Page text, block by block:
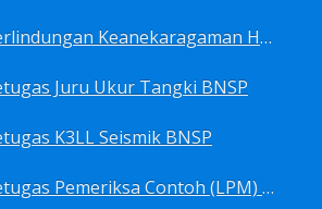
Sertifikasi Perlindungan Keanekaragaman Hayati BNSP
Juru Ukur Tangki BNSP
K3LL Seismik BNSP
Sertifikasi Petugas Pemeriksa Contoh (LPM) Minyak Mentah BNSP